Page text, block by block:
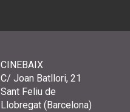
CINEBAIX
C/ Joan Batllori, 21
Sant Feliu de
Llobregat (Barcelona)